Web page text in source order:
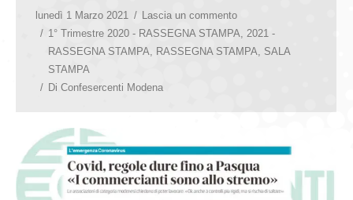
lunedì 1 Marzo 2021
Lascia un commento
1° Trimestre 2020 - RASSEGNA STAMPA
2021 -
RASSEGNA STAMPA
RASSEGNA STAMPA
SALA
STAMPA
Di Confesercenti Modena